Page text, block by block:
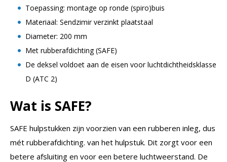
Toepassing: montage op ronde (spiro)buis
Materiaal: Sendzimir verzinkt plaatstaal
Diameter: 200 mm
Met rubberafdichting (SAFE)
De deksel voldoet aan de eisen voor luchtdichtheidsklasse
D (ATC 2)
Wat is SAFE?
SAFE hulpstukken zijn voorzien van een rubberen inleg, dus
mét rubberafdichting. van het hulpstuk. Dit zorgt voor een
betere afsluiting en voor een betere luchtweerstand. De